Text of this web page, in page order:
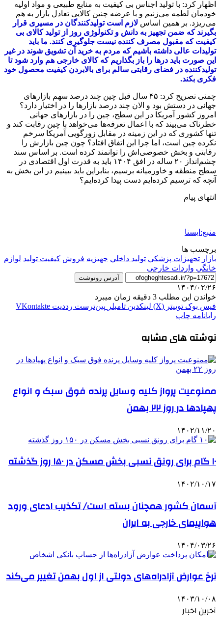
اظهار کرد: با تولید اجناس بی کیفیت به منابع طبیعی و مواد اولیه
خودمان لطمه می‌زنیم و با عرضه چنین کالایی تعادل بازار به هم
می‌ریزد. بر همین اساس لازم است تولیدکنندگان در مسیری قرار
بگیرند که ضمن تجهیز به دانش و تکنولوژی روز از تولید کالای بی
کیفیت که مقبول مصرف کننده نیست جلوگیری کنند. ما باید
تولیدات عالی داشته باشیم که مردم به خرید آن تشویق شوند در غیر
این صورت باید درها را باز بگذاریم که کالای خارجی هم وارد شود تا
تولیدکننده در فضای رقابتی سالم برای بالابردن کیفیت محصول خود
فکری بکند.
چمنی تصریح کرد: ۴۵ سال قبل چین چند درصد سهم بازارهای
جهانی در دستش بود و الان چند درصد بازارها را در اختیار دارد؟
امروز کشور آمریکا در این سطح، چین را در بازارهای جهانی
خطرناک می‌بیند که با اعمال تعرفه‌ها می‌خواهد با چین رقابت کند و
تنها کشوری که در این زمینه در مقابل زورگویی آمریکا سرخم
نکرده چین است، اما چرا این اتفاق افتاد؟ چون چین بازارش را
رقابتی و بخش خصوصی‌اش را توانمند کرده است. بر اساس سند
چشم‌انداز ۲۰ ساله در افق ۱۴۰۴ باید به قدرت اول اقتصادی در
سطح منطقه و خاورمیانه برسیم، بنابراین باید ببینیم در این بخش به
آنچه که ترسیم کرده‌ایم دست پیدا کرده‌ایم؟
انتهای پیام
منبع:ایسنا
برچسب ها
بازار تجهيزات پزشكي توليد داخلي جهيزيه فروش کیفیت تولید لوازم
خانگي واردات خارجی
آدرس رونوشت
۱۴۰۴/۰۲/۲۶
خواندن این مطلب 3 دقیقه زمان میبرد
فیس بوک توییتر (X) لینکدین ‫تامبلر ‫پین‌ترست ‫رددیت ‫VKontakte
رایانامه چاپ
نوشته های مشابه
ممنوعیت پرواز کلیه وسایل پرنده فوق سبک و انواع
پهپادها در روز ۲۲ بهمن
۱۴۰۲/۱۱/۲۰
۱۰ گام برای رونق نسبی بخش مسکن در ۱۵۰ روز گذشته
۱۴۰۲/۱۰/۱۷
آسمان کشور همچنان بسته است/ تکذیب ادعای ورود
هواپیمای خارجی به ایران
۱۴۰۴/۰۳/۲۶
نرخ عوارض آزادراه‌های دولتی از اول بهمن تغییر می‌کند
۱۴۰۳/۱۰/۰۸
آخرین اخبار